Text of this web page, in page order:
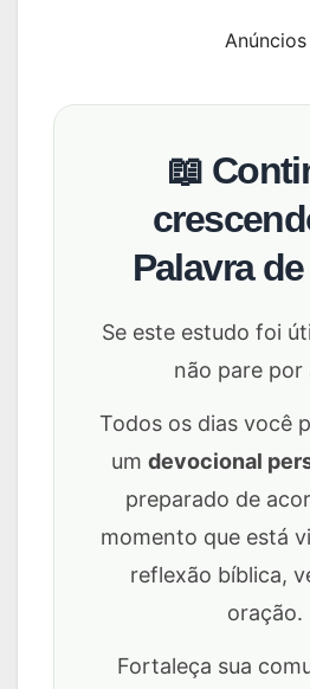
Anúncios
📖
Palavra
Se este estudo foi
não pare por
Todos os dias você
um devocional
preparado de
momento que está
reflexão bíblica,
oração.
Fortaleça sua